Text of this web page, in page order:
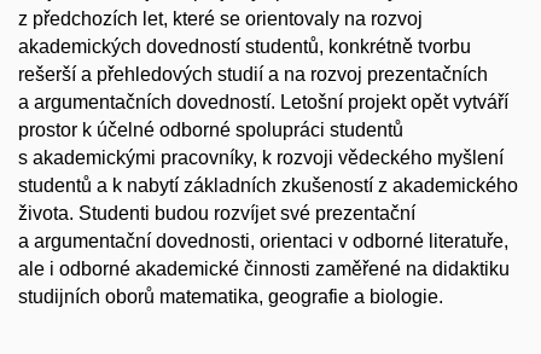
z předchozích let, které se orientovaly na rozvoj
akademických dovedností studentů, konkrétně tvorbu
rešerší a přehledových studií a na rozvoj prezentačních
a argumentačních dovedností. Letošní projekt opět vytváří
prostor k účelné odborné spolupráci studentů
s akademickými pracovníky, k rozvoji vědeckého myšlení
studentů a k nabytí základních zkušeností z akademického
života. Studenti budou rozvíjet své prezentační
a argumentační dovednosti, orientaci v odborné literatuře,
ale i odborné akademické činnosti zaměřené na didaktiku
studijních oborů matematika, geografie a biologie.